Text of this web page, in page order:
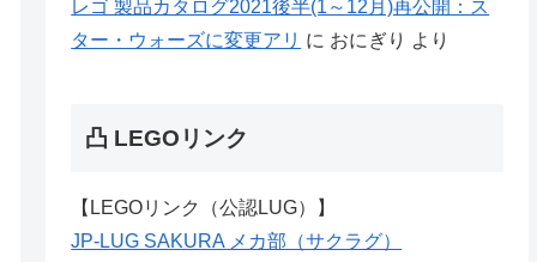
レゴ 製品カタログ2021後半(1～12月)再公開：ス
ター・ウォーズに変更アリ に おにぎり より
凸 LEGOリンク
【LEGOリンク（公認LUG）】
JP-LUG SAKURA メカ部（サクラグ）